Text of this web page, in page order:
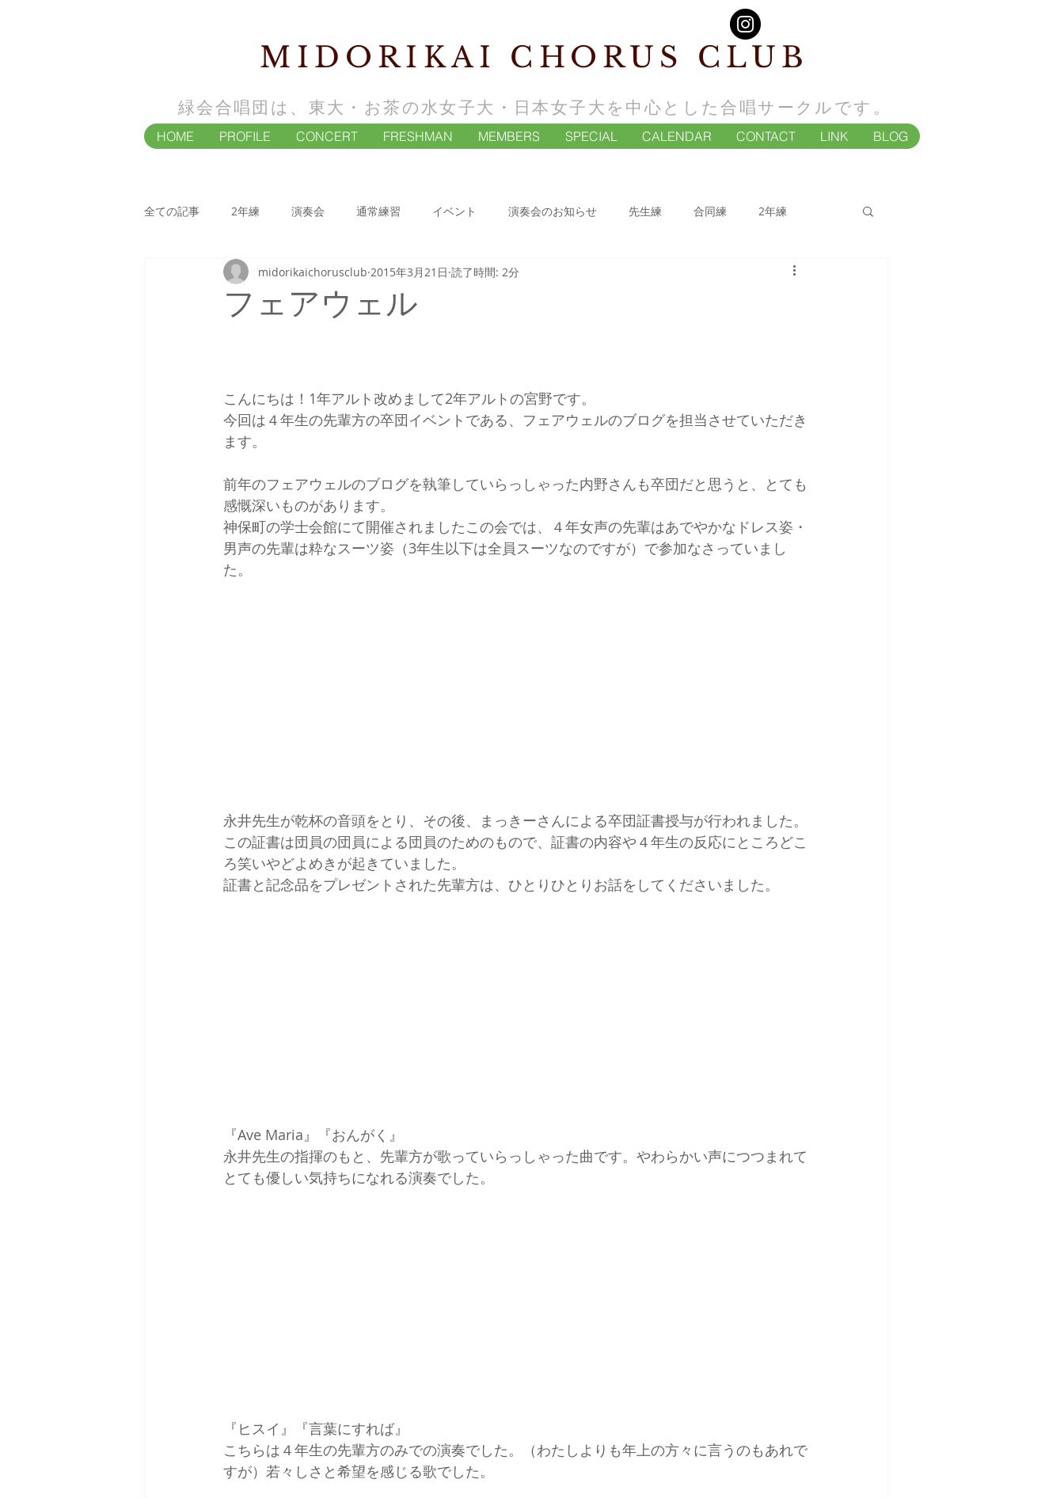
MIDORIKAI CHORUS CLUB
緑会合唱団は、東大・お茶の水女子大・日本女子大を中心とした合唱サークルです。
HOME PROFILE CONCERT FRESHMAN MEMBERS SPECIAL CALENDAR CONTACT LINK BLOG
全ての記事 2年練 演奏会 通常練習 イベント 演奏会のお知らせ 先生練 合同練 2年練
演奏会
フェアウェル
midorikaichorusclub 2015年3月21日 読了時間: 2分
こんにちは！1年アルト改めまして2年アルトの宮野です。
今回は４年生の先輩方の卒団イベントである、フェアウェルのブログを担当させていただき
ます。
前年のフェアウェルのブログを執筆していらっしゃった内野さんも卒団だと思うと、とても
感慨深いものがあります。
神保町の学士会館にて開催されましたこの会では、４年女声の先輩はあでやかなドレス姿・
男声の先輩は粋なスーツ姿（3年生以下は全員スーツなのですが）で参加なさっていまし
た。
永井先生が乾杯の音頭をとり、その後、まっきーさんによる卒団証書授与が行われました。
この証書は団員の団員による団員のためのもので、証書の内容や４年生の反応にところどこ
ろ笑いやどよめきが起きていました。
証書と記念品をプレゼントされた先輩方は、ひとりひとりお話をしてくださいました。
『Ave Maria』『おんがく』
永井先生の指揮のもと、先輩方が歌っていらっしゃった曲です。やわらかい声につつまれて
とても優しい気持ちになれる演奏でした。
『ヒスイ』『言葉にすれば』
こちらは４年生の先輩方のみでの演奏でした。（わたしよりも年上の方々に言うのもあれで
すが）若々しさと希望を感じる歌でした。